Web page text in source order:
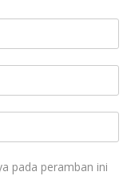
pada peramban ini